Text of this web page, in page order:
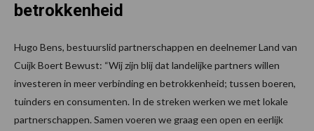
betrokkenheid
Hugo Bens, bestuurslid partnerschappen en deelnemer Land van
Cuijk Boert Bewust: “Wij zijn blij dat landelijke partners willen
investeren in meer verbinding en betrokkenheid; tussen boeren,
tuinders en consumenten. In de streken werken we met lokale
partnerschappen. Samen voeren we graag een open en eerlijk